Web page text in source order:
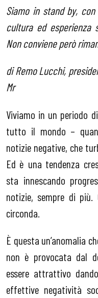
Siamo in stand by,
cultura ed esperienza
Non conviene però
di Remo Lucchi,
Mr
Viviamo in un periodo
tutto il mondo –
notizie negative, che
Ed è una tendenza
sta innescando
notizie, sempre di
circonda.
È questa un’anomalia
non è provocata dal
essere attrattivo
effettive negatività